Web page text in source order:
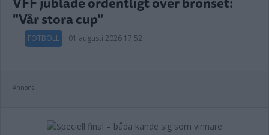
"Vår stora cup"
FOTBOLL 01 augusti 2026 17.52
Annons: